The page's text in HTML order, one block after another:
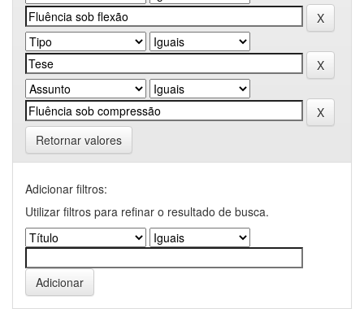
Retornar valores
Adicionar filtros:
Utilizar filtros para refinar o resultado de busca.